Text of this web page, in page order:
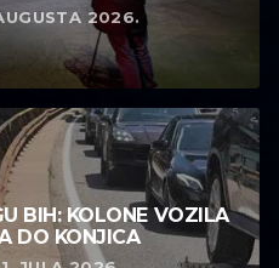
2026.
BIH: KOLONE VOZILA
DO KONJICA